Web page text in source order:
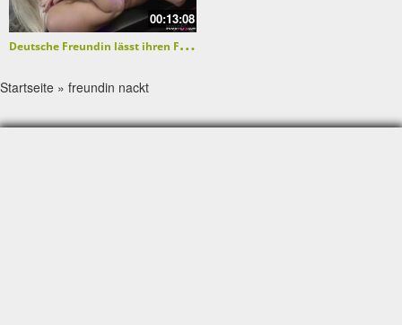
00:13:08
D
eutsche Freundin lässt ihren Freund eine andere ficken
Startseite » freundin nackt